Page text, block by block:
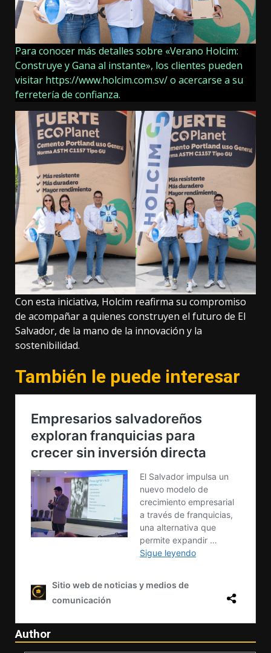
Para conocer más detalles sobre «Verano Holcim:
Construye y Gana al instante», los clientes pueden
visitar https://www.holcim.com.sv/ o acercarse a su
ferretería de confianza.
Con esta iniciativa, Holcim reafirma su compromiso
de acompañar a quienes construyen el futuro de El
Salvador, de la mano de la innovación y la
sostenibilidad.
También le puede interesar
Author